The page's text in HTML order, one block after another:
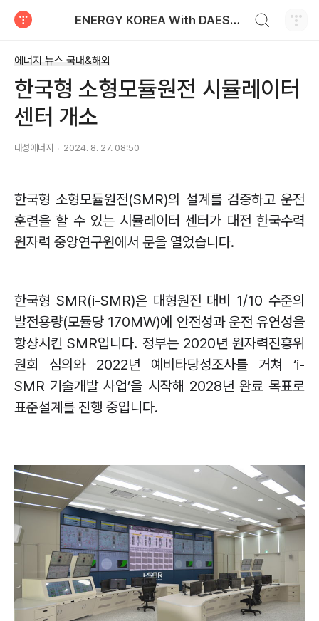
ENERGY KOREA With DAESUNG ENERGY
에너지 뉴스 국내&해외
한국형 소형모듈원전 시뮬레이터
센터 개소
대성에너지 2024. 8. 27. 08:50
한국형 소형모듈원전(SMR)의 설계를 검증하고 운전
훈련을 할 수 있는 시뮬레이터 센터가 대전 한국수력
원자력 중앙연구원에서 문을 열었습니다.
한국형 SMR(i-SMR)은 대형원전 대비 1/10 수준의
발전용량(모듈당 170MW)에 안전성과 운전 유연성을
항샹시킨 SMR입니다. 정부는 2020년 원자력진흥위
원회 심의와
2022년 예비타당성조사를 거쳐
‘i-
SMR 기술개발 사업’을 시작해 2028년 완료 목표로
표준설계를 진행 중입니다.